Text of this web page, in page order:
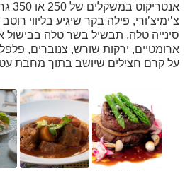
צ’ימיצ’ורי, פילה בקר שיגיע בליווי
סינייה טלה, תבשיל בשר טלה בבישול
ארומטיים, ירקות שורש, צנוברים, פלפל
על קרם חצילים שיושב בתוך מחבת